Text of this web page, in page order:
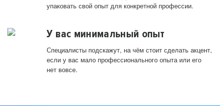
упаковать свой опыт для конкретной профессии.
У вас минимальный опыт
Специалисты подскажут, на чём стоит сделать акцент,
если у вас мало профессионального опыта или его
нет вовсе.